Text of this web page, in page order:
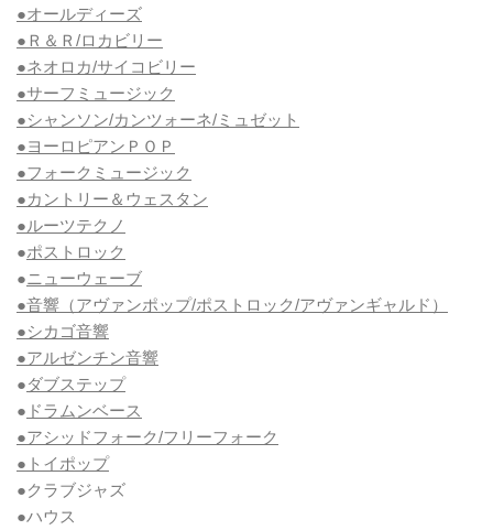
●オールディーズ
●Ｒ＆Ｒ/ロカビリー
●ネオロカ/サイコビリー
●サーフミュージック
●シャンソン/カンツォーネ/ミュゼット
●ヨーロピアンＰＯＰ
●フォークミュージック
●カントリー＆ウェスタン
●ルーツテクノ
●ポストロック
●ニューウェーブ
●音響（アヴァンポップ/ポストロック/アヴァンギャルド）
●シカゴ音響
●アルゼンチン音響
●ダブステップ
● ドラムンベース
●アシッドフォーク/フリーフォーク
●トイポップ
●クラブジャズ
●ハウス